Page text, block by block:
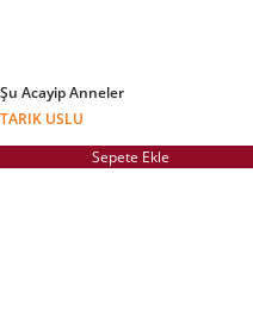
Şu Acayip Anneler
TARIK USLU
Sepete Ekle